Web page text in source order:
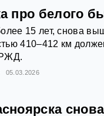
про белого
15 лет, снова
410–412 км
РЖД.
05.03.2026
снова